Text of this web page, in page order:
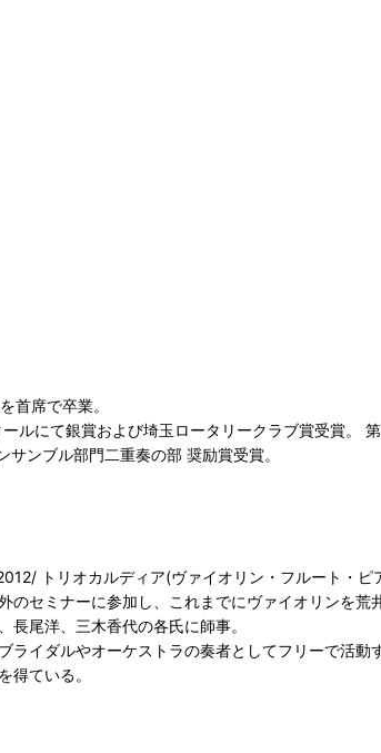
首席で卒業。
にて銀賞および埼玉ロータリークラブ賞受賞。
ンブル部門二重奏の部 奨励賞受賞。
トリオカルディア(ヴァイオリン・フルート・ピ
セミナーに参加し、これまでにヴァイオリンを
尾洋、三木香代の各氏に師事。
イダルやオーケストラの奏者としてフリーで活動
得ている。